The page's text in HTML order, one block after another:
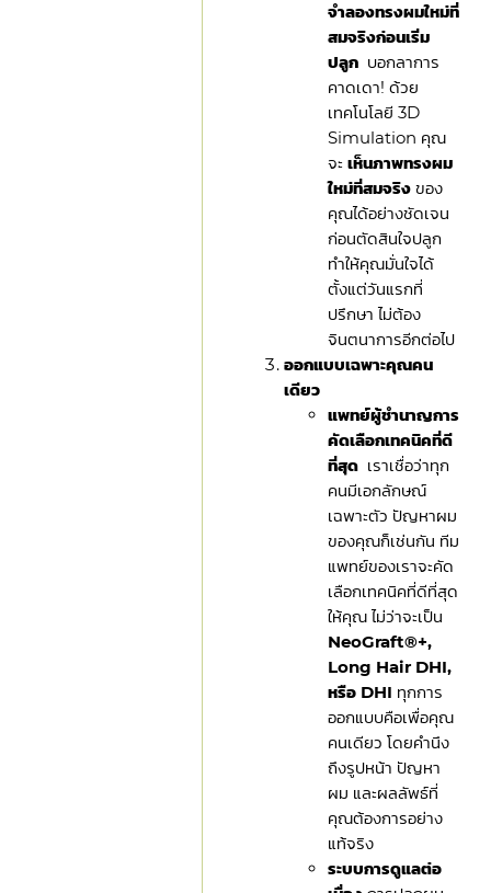
จำลองทรงผมใหม่ที่
สมจริงก่อนเริ่ม
ปลูก บอกลาการ
คาดเดา! ด้วย
เทคโนโลยี 3D
Simulation คุณ
จะเห็นภาพทรงผม
ใหม่ที่สมจริง ของ
คุณได้อย่างชัดเจน
ก่อนตัดสินใจปลูก
ทำให้คุณมั่นใจได้
ตั้งแต่วันแรกที่
ปรึกษา ไม่ต้อง
จินตนาการอีกต่อไป
ออกแบบเฉพาะคุณคน
เดียว
แพทย์ผู้ชำนาญการ
คัดเลือกเทคนิคที่ดี
ที่สุด เราเชื่อว่าทุก
คนมีเอกลักษณ์
เฉพาะตัว ปัญหาผม
ของคุณก็เช่นกัน ทีม
แพทย์ของเราจะคัด
เลือกเทคนิคที่ดีที่สุด
ให้คุณ ไม่ว่าจะเป็น
NeoGraft®+,
Long Hair DHI,
หรือ DHI ทุกการ
ออกแบบคือเพื่อคุณ
คนเดียว โดยคำนึง
ถึงรูปหน้า ปัญหา
ผม และผลลัพธ์ที่
คุณต้องการอย่าง
แท้จริง
ระบบการดูแลต่อ